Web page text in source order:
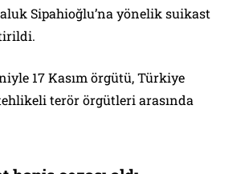
Sipahioğlu’na yönelik suikast
17 Kasım örgütü, Türkiye
terör örgütleri arasında